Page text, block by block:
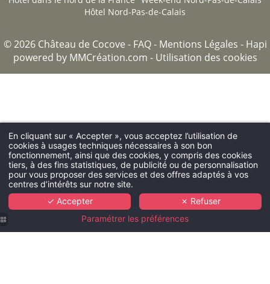
Hôtel Nord-Pas-de-Calais
© 2026 Château de Cocove - FAQ- Mentions Légales - Hapi
powered by MMCréation.com - Utilisation des cookies
En cliquant sur « Accepter », vous acceptez l’utilisation de
cookies à usages techniques nécessaires à son bon
fonctionnement, ainsi que des cookies, y compris des cookies
tiers, à des fins statistiques, de publicité ou de personnalisation
pour vous proposer des services et des offres adaptés à vos
centres d’intérêts sur notre site.
✓ Accepter
✗ Refuser
Paramétrer les préférences